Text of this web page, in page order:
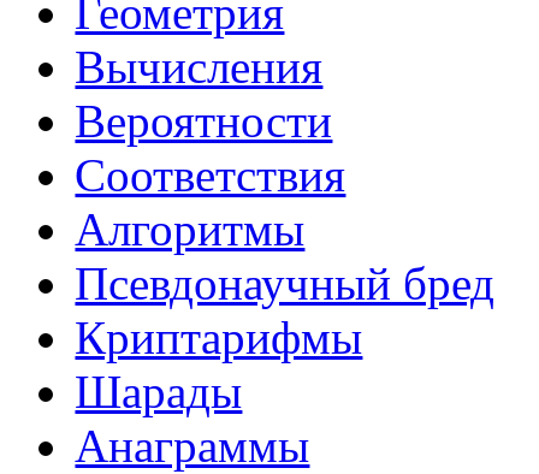
Геометрия
Вычисления
Вероятности
Соответствия
Алгоритмы
Псевдонаучный бред
Криптарифмы
Шарады
Анаграммы